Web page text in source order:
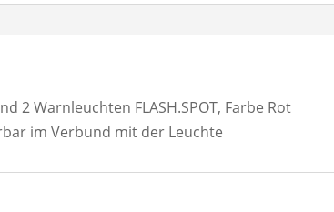
2 Warnleuchten FLASH.SPOT, Farbe Rot
im Verbund mit der Leuchte